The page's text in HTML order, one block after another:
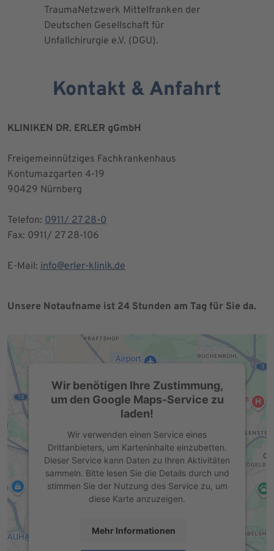
TraumaNetzwerk Mittelfranken der
Deutschen Gesellschaft für
Unfallchirurgie e.V. (DGU).
Kontakt & Anfahrt
KLINIKEN DR. ERLER gGmbH
Freigemeinnütziges Fachkrankenhaus
Kontumazgarten 4-19
90429 Nürnberg
Telefon: 0911/ 27 28-0
Fax: 0911/ 27 28-106
E-Mail: info@erler-klinik.de
Unsere Notaufname ist 24 Stunden am Tag für Sie da.
Wir benötigen Ihre Zustimmung,
um den Google Maps-Service zu
laden!
Wir verwenden einen Service eines
Drittanbieters, um Karteninhalte einzubetten.
Dieser Service kann Daten zu Ihren Aktivitäten
sammeln. Bitte lesen Sie die Details durch und
stimmen Sie der Nutzung des Service zu, um
diese Karte anzuzeigen.
Mehr Informationen